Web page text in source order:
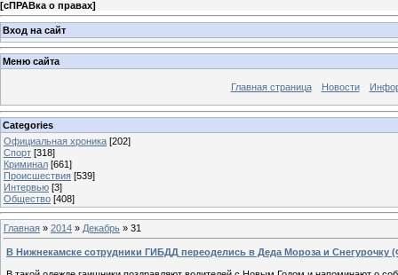
[сПРАВка о правах]
Вход на сайт
Меню сайта
Главная страница Новости
Categories
Официальная хроника [202]
Спорт [318]
Криминал [661]
Происшествия [539]
Интервью [3]
Общество [408]
Главная » 2014 » Декабрь » 31
В Нижнекамске сотрудники ГИБДД переоделись в Деда Мороза и Снегурочку